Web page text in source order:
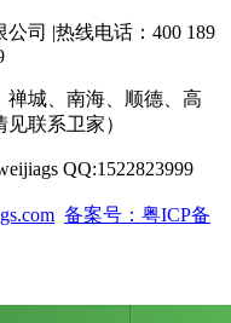
司 |热线电话：400 189
禅城、南海、顺德、高
联系卫家）
QQ:1522823999
备案号：粤ICP备